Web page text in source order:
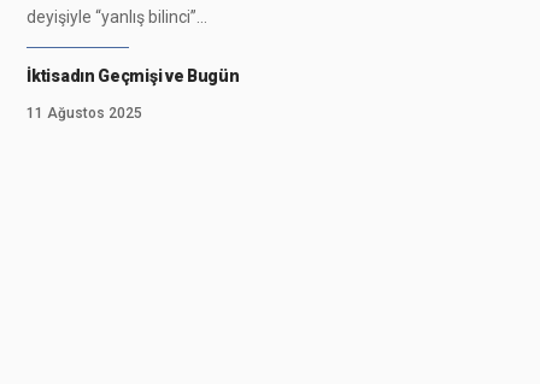
deyişiyle “yanlış bilinci”
İktisadın Geçmişi ve Bugün
11 Ağustos 2025